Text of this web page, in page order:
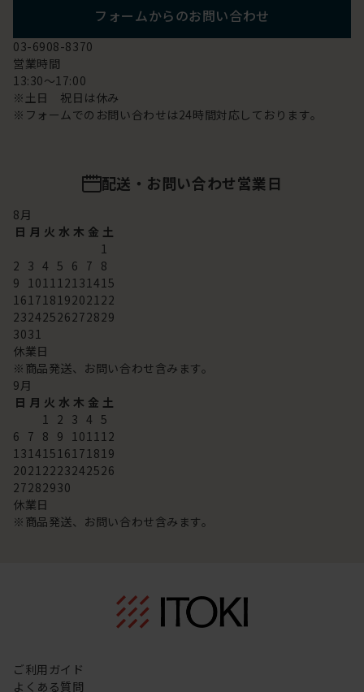
フォームからのお問い合わせ
03-6908-8370
営業時間
13:30～17:00
※土日 祝日は休み
※フォームでのお問い合わせは24時間対応しております。
配送・お問い合わせ営業日
8月
日 月 火 水 木 金 土
1
2 3 4 5 6 7 8
9 101112131415
16171819202122
23242526272829
3031
休業日
※商品発送、お問い合わせ含みます。
9月
日 月 火 水 木 金 土
1 2 3 4 5
6 7 8 9 101112
13141516171819
20212223242526
27282930
休業日
※商品発送、お問い合わせ含みます。
ご利用ガイド
よくある質問